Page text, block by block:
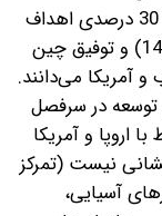
برنامه‌های توسعه‌ای کشورمان (تحقق 25 تا 30 درصدی اهداف
برنامه‌های سوم تا ششم- قالیباف- 1401/9/26) و توفیق چین
آمریکا می‌دانند.
توسعه در سرفصل
اروپا و آمریکا
نیست (تمرکز
آسیایی،